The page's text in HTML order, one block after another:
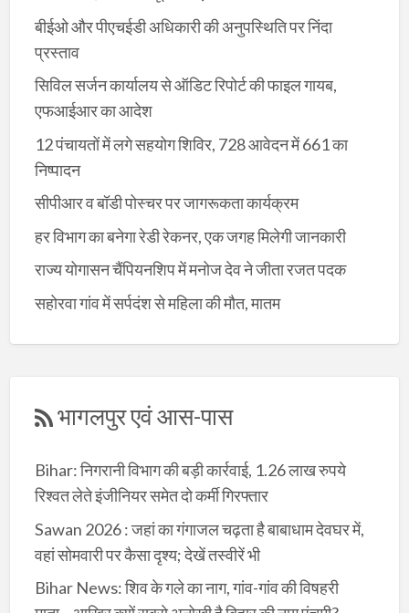
बीईओ और पीएचईडी अधिकारी की अनुपस्थिति पर निंदा
प्रस्ताव
सिविल सर्जन कार्यालय से ऑडिट रिपोर्ट की फाइल गायब,
एफआईआर का आदेश
12 पंचायतों में लगे सहयोग शिविर, 728 आवेदन में 661 का
निष्पादन
सीपीआर व बॉडी पोस्चर पर जागरूकता कार्यक्रम
हर विभाग का बनेगा रेडी रेकनर, एक जगह मिलेगी जानकारी
राज्य योगासन चैंपियनशिप में मनोज देव ने जीता रजत पदक
सहोरवा गांव में सर्पदंश से महिला की मौत, मातम
भागलपुर एवं आस-पास
Bihar: निगरानी विभाग की बड़ी कार्रवाई, 1.26 लाख रुपये
रिश्वत लेते इंजीनियर समेत दो कर्मी गिरफ्तार
Sawan 2026 : जहां का गंगाजल चढ़ता है बाबाधाम देवघर में,
वहां सोमवारी पर कैसा दृश्य; देखें तस्वीरें भी
Bihar News: शिव के गले का नाग, गांव-गांव की विषहरी